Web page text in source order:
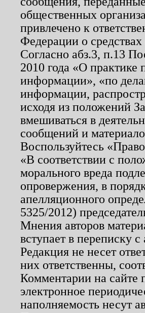
общественных
привлечено к
Федерации о
Согласно абз.3, п.13
2010 года «О
информации», «по
информации,
исходя из положений
вмешиваться в
сообщений и
Воспользуйтесь
«В соответствии с
морального вреда
опровержения, в
апелляционного
5325/2012)
Мнения авторов
вступает в переписку с
Редакция не несет
них ответственны,
Комментарии на
электронное
наполняемость несут